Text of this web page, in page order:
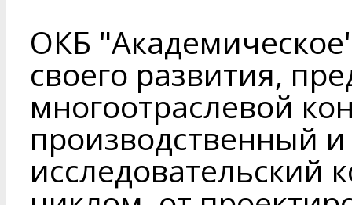
ОКБ
своего развития,
многоотраслевой
производственный
исследовательский